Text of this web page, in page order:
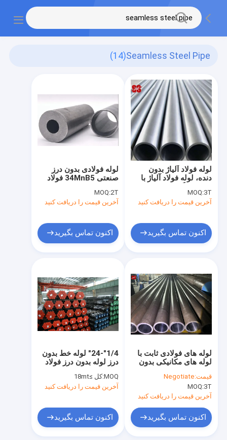
Seamless Steel Pipe
(14)
لوله فولادی بدون درز
صنعتی 34MnB5 فولاد
MOQ:2T
آخرین قیمت را دریافت کنید
اکنون تماس بگیرید
لوله فولاد آلیاژ بدون
دنده، لوله فولاد آلیاژ با
MOQ:3T
آخرین قیمت را دریافت کنید
اکنون تماس بگیرید
1/4"-24" لوله خط بدون
درز لوله بدون درز فولاد
MOQ: کل ≥18mt
آخرین قیمت را دریافت کنید
اکنون تماس بگیرید
لوله های فولادی ثابت با
لوله های مکانیکی بدون
برای عملکرد برتر
قیمت:Negotiate
MOQ:3T
آخرین قیمت را دریافت کنید
اکنون تماس بگیرید